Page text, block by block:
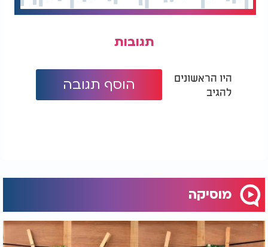
תגובות
היו הראשונים
להגיב
הוסף תגובה
מוסיקה